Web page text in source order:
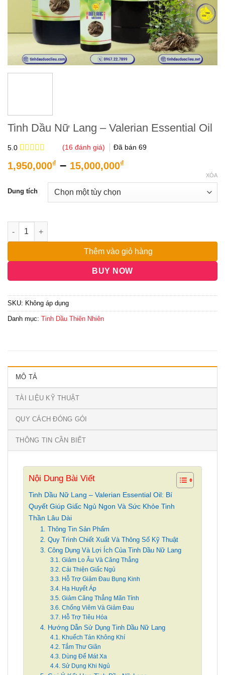
Tinh Dầu Nữ Lang – Valerian Essential Oil
5.0
dựa trên
(16 đánh giá) Đã bán 69
1,950,000₫ – 15,000,000₫
1,950,000₫
Dung tích
XÓA
Thêm vào giỏ hàng
BUY NOW
SKU: Không áp dụng
Danh mục: Tinh Dầu Thiên Nhiên
MÔ TẢ
TÀI LIỆU KỸ THUẬT
QUY CÁCH ĐÓNG GÓI
THÔNG TIN CẦN BIẾT
Nội Dung Bài Viết
Tinh Dầu Nữ Lang – Valerian Essential Oil: Bí
Quyết Giúp Giấc Ngủ Ngon Và Sức Khỏe Tinh
Thần Lâu Dài
1. Thông Tin Sản Phẩm
2. Quy Trình Chiết Xuất Và Thông Số Kỹ Thuật
3. Công Dụng Và Lợi Ích Của Tinh Dầu Nữ Lang
3.1. Giảm Lo Âu Và Căng Thẳng
3.2. Cải Thiện Giấc Ngủ
3.3. Hỗ Trợ Giảm Đau Bụng Kinh
3.4. Hạ Huyết Áp
3.5. Giảm Căng Thẳng Mãn Tính
3.6. Chống Viêm Và Giảm Đau
3.7. Hỗ Trợ Tiêu Hóa
4. Hướng Dẫn Sử Dụng Tinh Dầu Nữ Lang
4.1. Khuếch Tán Không Khí
4.2. Tắm Thư Giãn
4.3. Dùng Để Mát Xa
4.4. Sử Dụng Khi Ngủ